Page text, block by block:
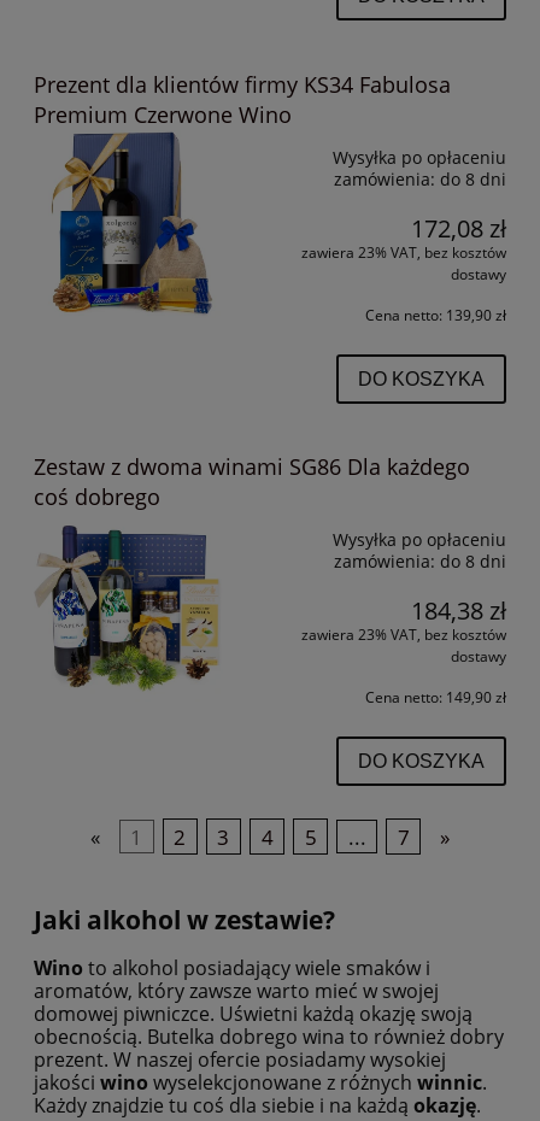
Prezent dla klientów firmy KS34 Fabulosa
Premium Czerwone Wino
Wysyłka po opłaceniu
zamówienia: do 8 dni
172,08 zł
zawiera 23% VAT, bez kosztów
dostawy
Cena netto: 139,90 zł
DO KOSZYKA
Zestaw z dwoma winami SG86 Dla każdego
coś dobrego
Wysyłka po opłaceniu
zamówienia: do 8 dni
184,38 zł
zawiera 23% VAT, bez kosztów
dostawy
Cena netto: 149,90 zł
DO KOSZYKA
« 1 2 3 4 5 ... 7 »
Jaki alkohol w zestawie?
Wino to alkohol posiadający wiele smaków i
aromatów, który zawsze warto mieć w swojej
domowej piwniczce. Uświetni każdą okazję swoją
obecnością. Butelka dobrego wina to również dobry
prezent. W naszej ofercie posiadamy wysokiej
jakości wino wyselekcjonowane z różnych winnic.
Każdy znajdzie tu coś dla siebie i na każdą okazję.